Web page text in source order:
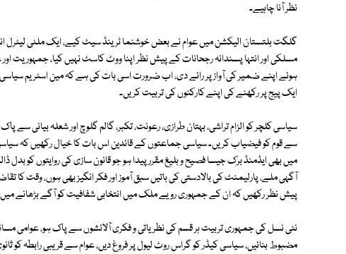
نظر آنا چاہیے۔
گلگت بلتستان الیکشن میں عوام نے بعض خوشنما ٹرینڈ سیٹ کیے، ایک ملٹی لیٹرل
مسلکی اور انتہا پسندانہ رجحانات کے پیش نظر اپنا ووٹ کاسٹ نہیں کیا، جمہوریت
ہوئے اپنے ضمیر کی آواز پر رائے دی، اب ضرورت اسی بات کی ہے کہ مین اسٹریم
ایک پیج پر رکھنے کی اپنے کارکنوں کی تربیت کریں۔
سیاسی کلچر کو الزام تراشی، بہتان طرازی، رعونت، تکبر، گالم گلوچ اور شعلہ بیانی
سے قوم کو فیضیاب کریں۔ سیاسی جماعتوں کے قائدین اس بات کا خیال رکھیں کہ سیاسی
میں بھی ایڈمنڈ برک جیسا فصیح و بلیغ مقرر پیدا ہو جو قانون سازی کی روایتوں کو بدل
آگہی ملے، پارلیمنٹ کی بالادستی کی باتیں سبق آموز اور فکر انگیز بھی ہوں، وقت
پیش نظر رکھیں کہ ان کے جمہوری رویے ملک میں انتخابی شفافیت کو آگے بڑھانے
نئی نسل کی جمہوری تربیت ہر قسم کی نظریاتی و فکری آلائشوں سے پاک ہو، عوامی
مضبوط بنائیں، سیاسی کیڈر کو گراس روٹ لیول پر فروغ دیں، عوام سے قریبی رابطہ کو